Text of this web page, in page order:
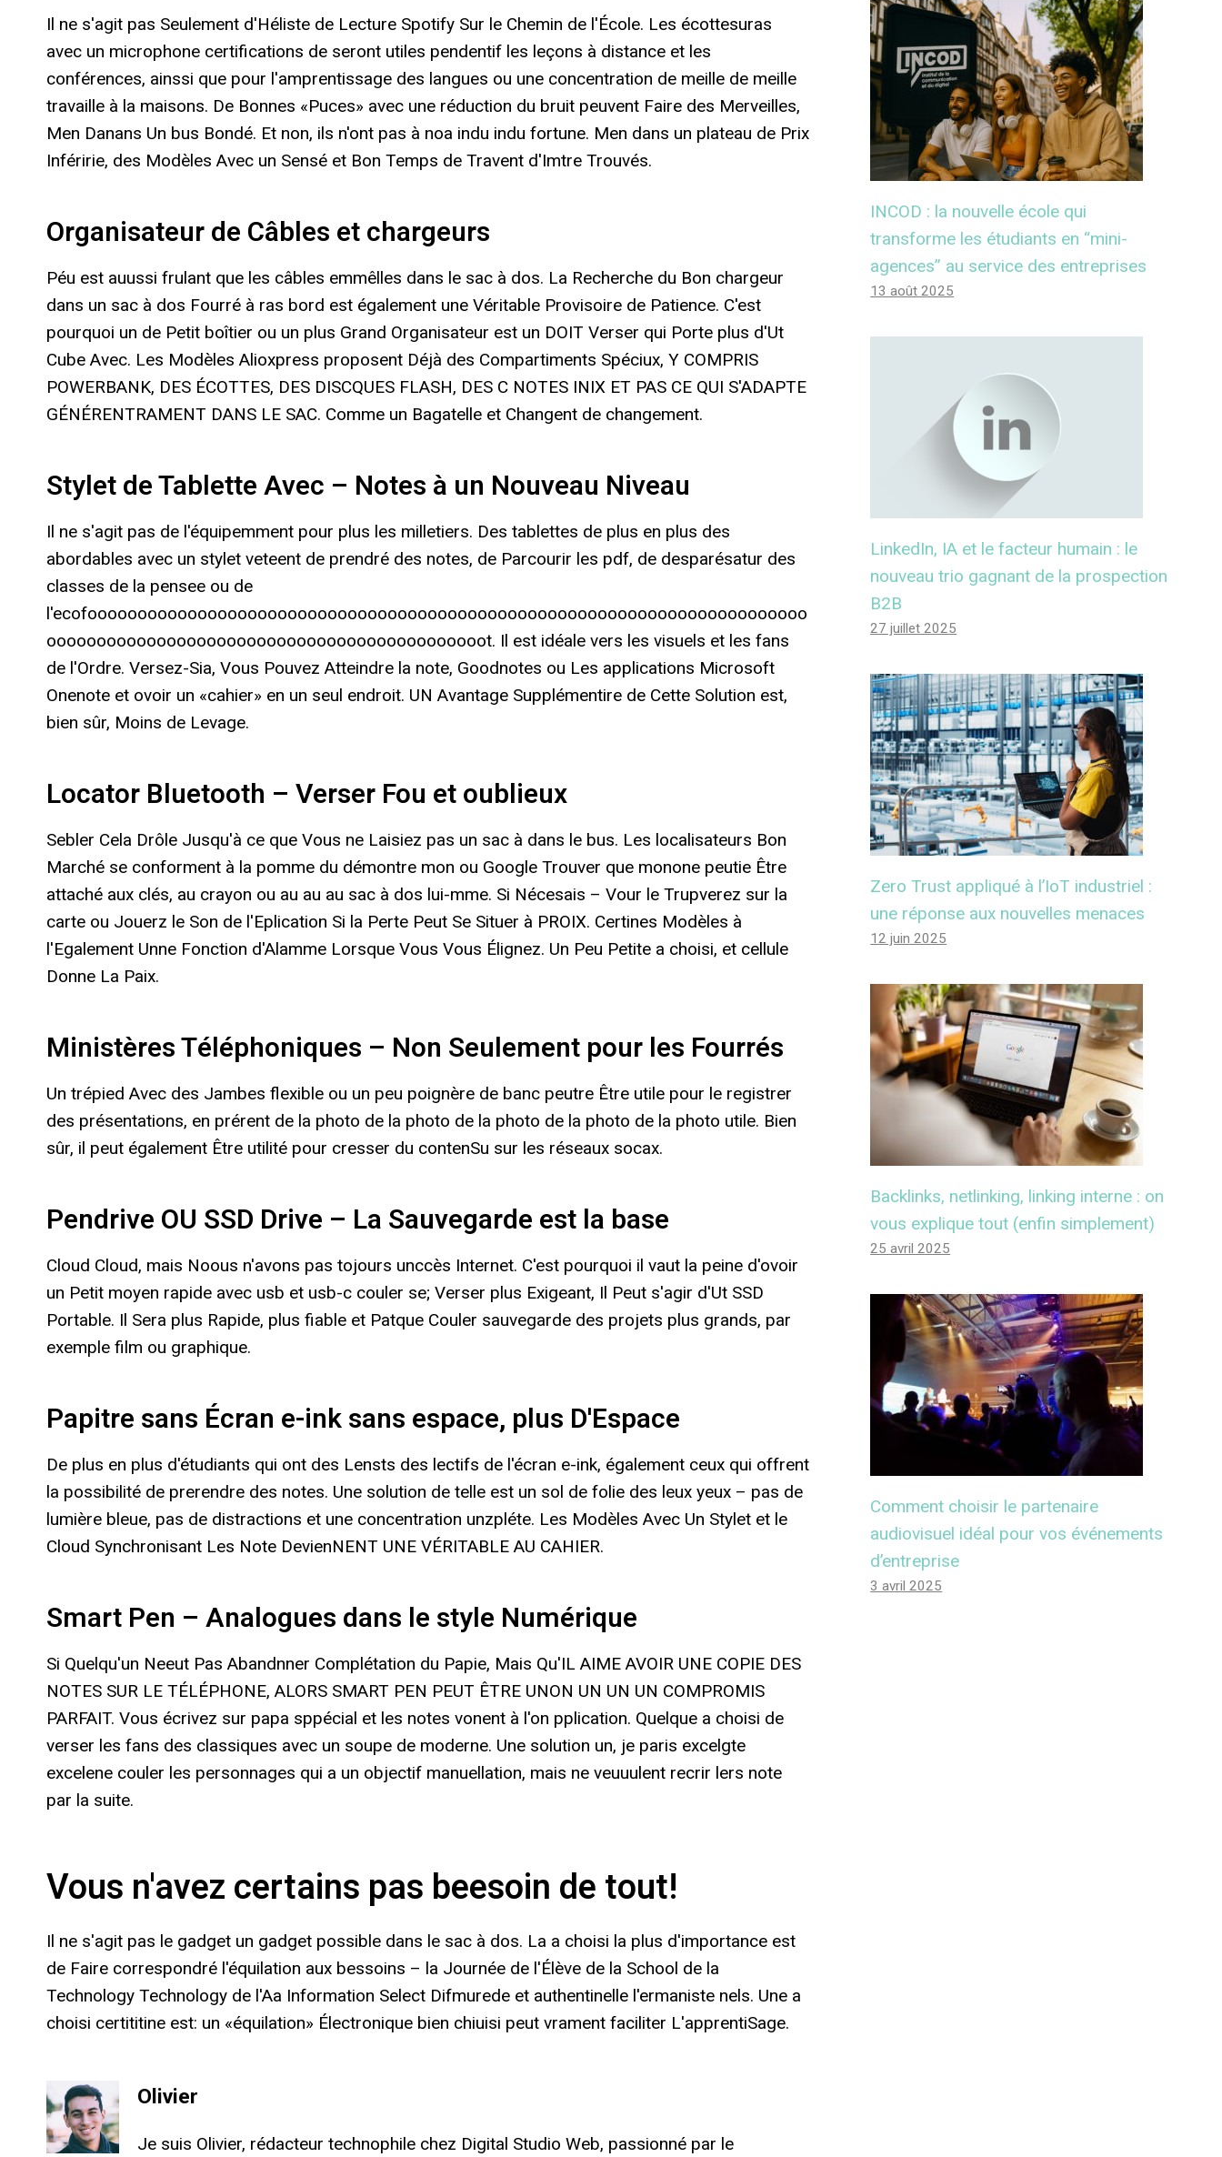
Il ne s'agit pas Seulement d'Héliste de Lecture Spotify Sur le Chemin de l'École. Les écottesuras
avec un microphone certifications de seront utiles pendentif les leçons à distance et les
conférences, ainssi que pour l'amprentissage des langues ou une concentration de meille de meille
travaille à la maisons. De Bonnes «Puces» avec une réduction du bruit peuvent Faire des Merveilles,
Men Danans Un bus Bondé. Et non, ils n'ont pas à noa indu indu fortune. Men dans un plateau de Prix
Inféririe, des Modèles Avec un Sensé et Bon Temps de Travent d'Imtre Trouvés.
Organisateur de Câbles et chargeurs
Péu est auussi frulant que les câbles emmêlles dans le sac à dos. La Recherche du Bon chargeur
dans un sac à dos Fourré à ras bord est également une Véritable Provisoire de Patience. C'est
pourquoi un de Petit boîtier ou un plus Grand Organisateur est un DOIT Verser qui Porte plus d'Ut
Cube Avec. Les Modèles Alioxpress proposent Déjà des Compartiments Spéciux, Y COMPRIS
POWERBANK, DES ÉCOTTES, DES DISCQUES FLASH, DES C NOTES INIX ET PAS CE QUI S'ADAPTE
GÉNÉRENTRAMENT DANS LE SAC. Comme un Bagatelle et Changent de changement.
Stylet de Tablette Avec – Notes à un Nouveau Niveau
Il ne s'agit pas de l'équipemment pour plus les milletiers. Des tablettes de plus en plus des
abordables avec un stylet veteent de prendré des notes, de Parcourir les pdf, de desparésatur des
classes de la pensee ou de
l'ecofoooooooooooooooooooooooooooooooooooooooooooooooooooooooooooooooooooooooo
oooooooooooooooooooooooooooooooooooooooooooot. Il est idéale vers les visuels et les fans
de l'Ordre. Versez-Sia, Vous Pouvez Atteindre la note, Goodnotes ou Les applications Microsoft
Onenote et ovoir un «cahier» en un seul endroit. UN Avantage Supplémentire de Cette Solution est,
bien sûr, Moins de Levage.
Locator Bluetooth – Verser Fou et oublieux
Sebler Cela Drôle Jusqu'à ce que Vous ne Laisiez pas un sac à dans le bus. Les localisateurs Bon
Marché se conforment à la pomme du démontre mon ou Google Trouver que monone peutie Être
attaché aux clés, au crayon ou au au au sac à dos lui-mme. Si Nécesais – Vour le Trupverez sur la
carte ou Jouerz le Son de l'Eplication Si la Perte Peut Se Situer à PROIX. Certines Modèles à
l'Egalement Unne Fonction d'Alamme Lorsque Vous Vous Élignez. Un Peu Petite a choisi, et cellule
Donne La Paix.
Ministères Téléphoniques – Non Seulement pour les Fourrés
Un trépied Avec des Jambes flexible ou un peu poignère de banc peutre Être utile pour le registrer
des présentations, en prérent de la photo de la photo de la photo de la photo de la photo utile. Bien
sûr, il peut également Être utilité pour cresser du contenSu sur les réseaux socax.
Pendrive OU SSD Drive – La Sauvegarde est la base
Cloud Cloud, mais Noous n'avons pas tojours unccès Internet. C'est pourquoi il vaut la peine d'ovoir
un Petit moyen rapide avec usb et usb-c couler se; Verser plus Exigeant, Il Peut s'agir d'Ut SSD
Portable. Il Sera plus Rapide, plus fiable et Patque Couler sauvegarde des projets plus grands, par
exemple film ou graphique.
Papitre sans Écran e-ink sans espace, plus D'Espace
De plus en plus d'étudiants qui ont des Lensts des lectifs de l'écran e-ink, également ceux qui offrent
la possibilité de prerendre des notes. Une solution de telle est un sol de folie des leux yeux – pas de
lumière bleue, pas de distractions et une concentration unzpléte. Les Modèles Avec Un Stylet et le
Cloud Synchronisant Les Note DevienNENT UNE VÉRITABLE AU CAHIER.
Smart Pen – Analogues dans le style Numérique
Si Quelqu'un Neeut Pas Abandnner Complétation du Papie, Mais Qu'IL AIME AVOIR UNE COPIE DES
NOTES SUR LE TÉLÉPHONE, ALORS SMART PEN PEUT ÊTRE UNON UN UN UN COMPROMIS
PARFAIT. Vous écrivez sur papa sppécial et les notes vonent à l'on pplication. Quelque a choisi de
verser les fans des classiques avec un soupe de moderne. Une solution un, je paris excelgte
excelene couler les personnages qui a un objectif manuellation, mais ne veuuulent recrir lers note
par la suite.
Vous n'avez certains pas beesoin de tout!
Il ne s'agit pas le gadget un gadget possible dans le sac à dos. La a choisi la plus d'importance est
de Faire correspondré l'équilation aux bessoins – la Journée de l'Élève de la School de la
Technology Technology de l'Aa Information Select Difmurede et authentinelle l'ermaniste nels. Une a
choisi certititine est: un «équilation» Électronique bien chiuisi peut vrament faciliter L'apprentiSage.
Olivier
Je suis Olivier, rédacteur technophile chez Digital Studio Web, passionné par le
INCOD : la nouvelle école qui
transforme les étudiants en “mini-
agences” au service des entreprises
13 août 2025
LinkedIn, IA et le facteur humain : le
nouveau trio gagnant de la prospection
B2B
27 juillet 2025
Zero Trust appliqué à l’IoT industriel :
une réponse aux nouvelles menaces
12 juin 2025
Backlinks, netlinking, linking interne : on
vous explique tout (enfin simplement)
25 avril 2025
Comment choisir le partenaire
audiovisuel idéal pour vos événements
d’entreprise
3 avril 2025